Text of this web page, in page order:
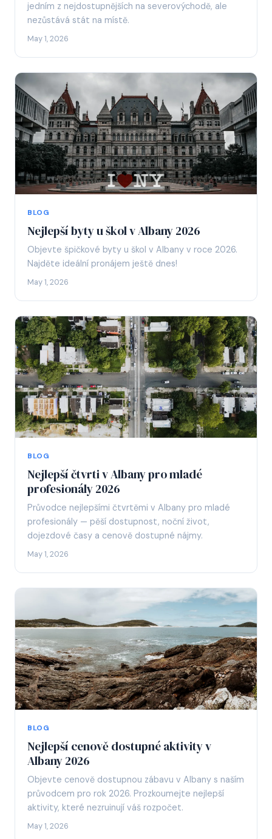
jedním z nejdostupnějších na severovýchodě, ale
nezůstává stát na místě.
May 1, 2026
BLOG
Nejlepší byty u škol v Albany 2026
Objevte špičkové byty u škol v Albany v roce 2026.
Najděte ideální pronájem ještě dnes!
May 1, 2026
BLOG
Nejlepší čtvrti v Albany pro mladé
profesionály 2026
Průvodce nejlepšími čtvrtěmi v Albany pro mladé
profesionály — pěší dostupnost, noční život,
dojezdové časy a cenově dostupné nájmy.
May 1, 2026
BLOG
Nejlepší cenově dostupné aktivity v
Albany 2026
Objevte cenově dostupnou zábavu v Albany s naším
průvodcem pro rok 2026. Prozkoumejte nejlepší
aktivity, které nezruinují váš rozpočet.
May 1, 2026